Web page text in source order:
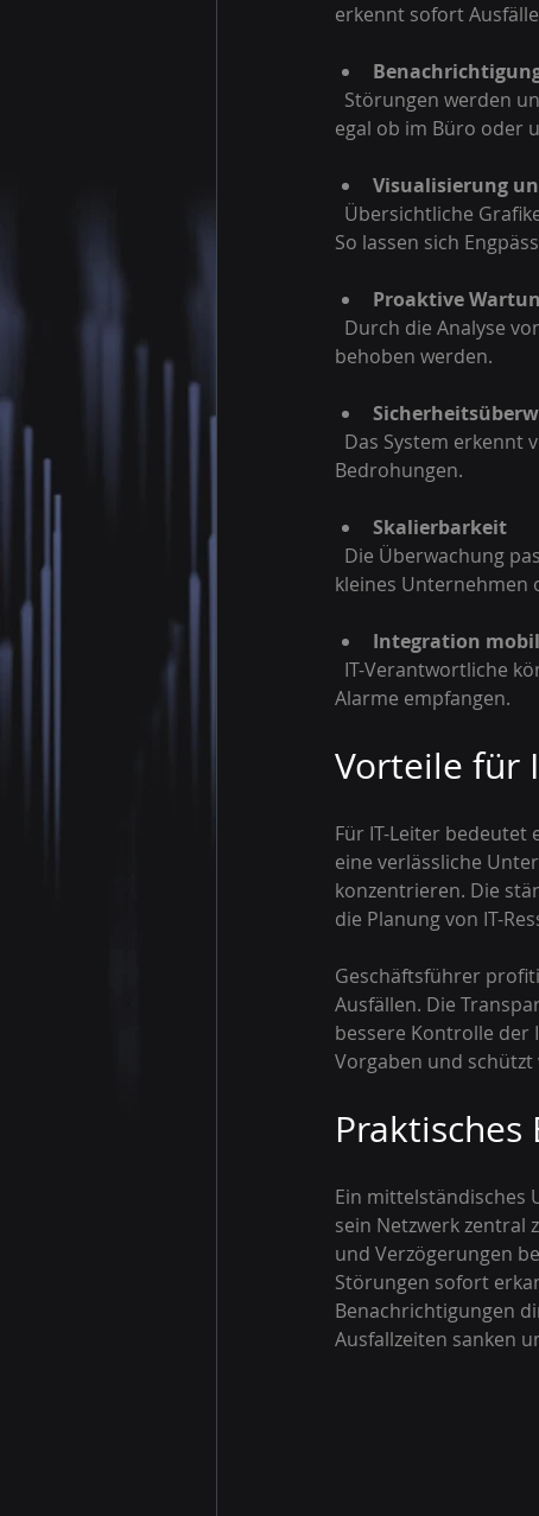
erkennt sofort
egal ob im Büro oder
Visualisierung
So lassen sich
Proaktive
behoben werden.
Bedrohungen.
Skalierbarkeit
kleines Unternehmen
Integration
Alarme empfangen.
Vorteile für
Für IT-Leiter bedeutet
eine verlässliche
konzentrieren. Die
die Planung von IT-
Geschäftsführer
Ausfällen. Die
bessere Kontrolle der
Vorgaben und
Ein mittelständisches
sein Netzwerk zentral
und Verzögerungen
Störungen sofort
Benachrichtigungen
Ausfallzeiten sanken